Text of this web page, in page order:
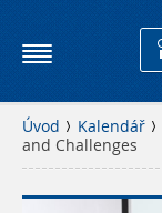
Úvod Kalendář
and Challenges